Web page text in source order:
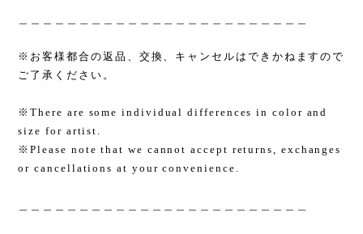
※お客様都合の返品、交換、キャンセルはできかねますので
ご了承ください。
※There are some individual differences in color and
size for artist.
※Please note that we cannot accept returns, exchanges
or cancellations at your convenience.